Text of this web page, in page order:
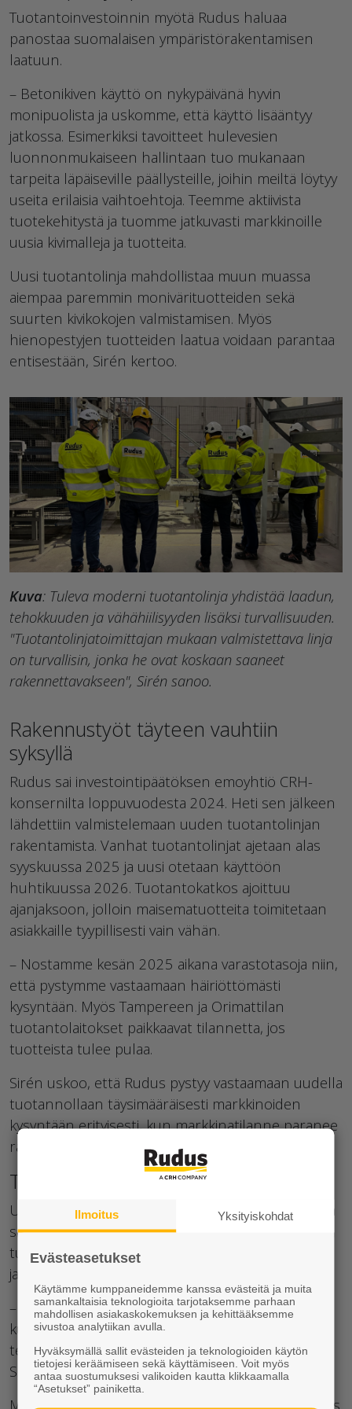
Tuotantoinvestoinnin myötä Rudus haluaa
panostaa suomalaisen ympäristörakentamisen
laatuun.
– Betonikiven käyttö on nykypäivänä hyvin
monipuolista ja uskomme, että käyttö lisääntyy
jatkossa. Esimerkiksi tavoitteet hulevesien
luonnonmukaiseen hallintaan tuo mukanaan
tarpeita läpäiseville päällysteille, joihin meiltä löytyy
useita erilaisia vaihtoehtoja. Teemme aktiivista
tuotekehitystä ja tuomme jatkuvasti markkinoille
uusia kivimalleja ja tuotteita.
Uusi tuotantolinja mahdollistaa muun muassa
aiempaa paremmin monivärituotteiden sekä
suurten kivikokojen valmistamisen. Myös
hienopestyjen tuotteiden laatua voidaan parantaa
entisestään, Sirén kertoo.
Kuva: Tuleva moderni tuotantolinja yhdistää laadun,
tehokkuuden ja vähähiilisyyden lisäksi turvallisuuden.
"Tuotantolinjatoimittajan mukaan valmistettava linja
on turvallisin, jonka he ovat koskaan saaneet
rakennettavakseen", Sirén sanoo.
Rakennustyöt täyteen vauhtiin
syksyllä
Rudus sai investointipäätöksen emoyhtiö CRH-
konsernilta loppuvuodesta 2024. Heti sen jälkeen
lähdettiin valmistelemaan uuden tuotantolinjan
rakentamista. Vanhat tuotantolinjat ajetaan alas
syyskuussa 2025 ja uusi otetaan käyttöön
huhtikuussa 2026. Tuotantokatkos ajoittuu
ajanjaksoon, jolloin maisematuotteita toimitetaan
asiakkaille tyypillisesti vain vähän.
– Nostamme kesän 2025 aikana varastotasoja niin,
että pystymme vastaamaan häiriöttömästi
kysyntään. Myös Tampereen ja Orimattilan
tuotantolaitokset paikkaavat tilannetta, jos
tuotteista tulee pulaa.
Sirén uskoo, että Rudus pystyy vastaamaan uudella
tuotannollaan täysimääräisesti markkinoiden
kysyntään erityisesti, kun markkinatilanne paranee
rakentamisen jälleen vilkastuessa.
Tehokasta ja turvallista tekemistä
Uusi tuotelinja on räätälöity Ruduksen tarpeisiin ja
se edustaa markkinoiden parasta
tuotantotekniikkaa. Se takaa tuotantomme
jatkuvuuden pitkälle tulevaisuuteen.
– Asiakkaamme saavat tästä merkittävää hyötyä,
kun pystymme entistä monipuolisemmin ja
tehokkaammin vastaamaan heidän toiveisiinsa,
Sirén kertoo.
Moderni tuotantolinja parantaa merkittävästi myös
Ilmoitus Yksityiskohdat
Evästeasetukset
Käytämme kumppaneidemme kanssa evästeitä ja muita
samankaltaisia teknologioita tarjotaksemme parhaan
mahdollisen asiakaskokemuksen ja kehittääksemme
sivustoa analytiikan avulla.
Hyväksymällä sallit evästeiden ja teknologioiden käytön
tietojesi keräämiseen sekä käyttämiseen. Voit myös
antaa suostumuksesi valikoiden kautta klikkaamalla
“Asetukset” painiketta.